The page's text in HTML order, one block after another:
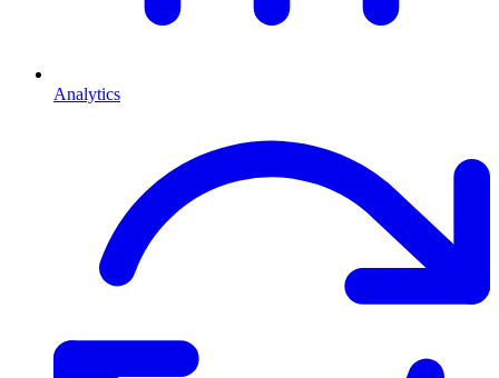
Analytics